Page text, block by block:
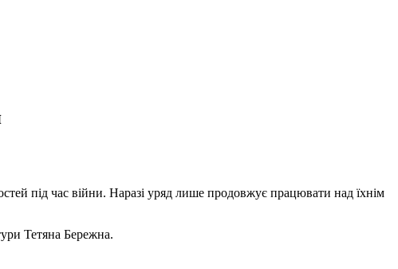
під час війни. Наразі уряд лише продовжує працювати над їхнім
Тетяна Бережна.